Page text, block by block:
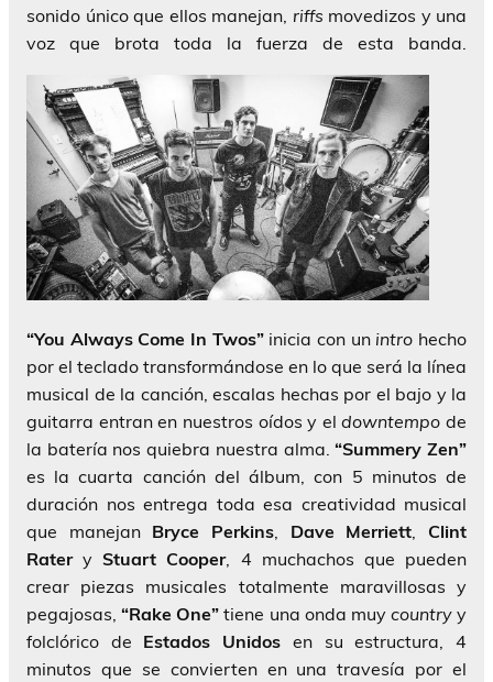
sonido único que ellos manejan, riffs movedizos y una
voz que brota toda la fuerza de esta banda.
“You Always Come In Twos”inicia con un intro hecho
por el teclado transformándose en lo que será la línea
musical de la canción, escalas hechas por el bajo y la
guitarra entran en nuestros oídos y eldowntempo de
la batería nos quiebra nuestra alma.“Summery Zen”
es la cuarta canción del álbum, con 5 minutos de
duración nos entrega toda esa creatividad musical
que manejan Bryce Perkins, Dave Merriett,Clint
RateryStuart Cooper, 4 muchachos que pueden
crear piezas musicales totalmente maravillosas y
pegajosas,“Rake One” tiene una onda muy countryy
folclórico de Estados Unidos en su estructura, 4
minutos que se convierten en una travesía por el